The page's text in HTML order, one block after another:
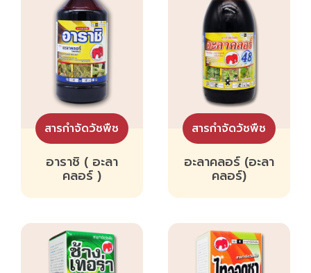
สารกำจัดวัชพืช
อาราชิ ( อะลา
คลอร์ )
สารกำจัดวัชพืช
อะลาคลอร์ (อะลา
คลอร์)